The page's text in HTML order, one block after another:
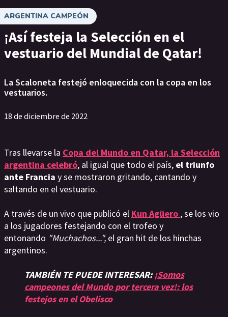
ARGENTINA CAMPEÓN
¡Así festeja la Selección en el
vestuario del Mundial de Qatar!
La Scaloneta festejó enloquecida con la copa en los
vestuarios.
18 de diciembre de 2022
Tras llevarse la Copa del Mundo en Qatar, la Selección
argentina celebró, al igual que todo el país, el triunfo
ante Francia y se mostraron gritando, cantando y
saltando en el vestuario.
A través de un vivo que publicó el Kun Agüero , se los vio
a los jugadores festejando con el trofeo y
entonando "Muchachos...", el gran hit de los hinchas
argentinos.
TAMBIÉN TE PUEDE INTERESAR:¡Somos
campeones del Mundo por tercera vez!: los
festejos en el Obelisco